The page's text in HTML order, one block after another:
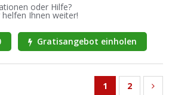
oder Hilfe?
Ihnen weiter!
Gratisangebot einholen
1 2